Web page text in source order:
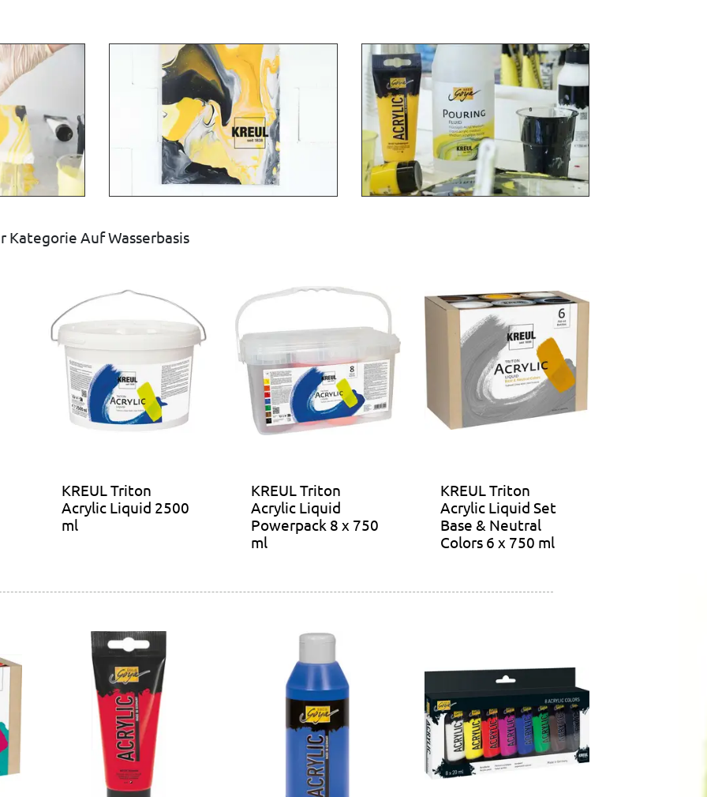
Auf Wasserbasis
KREUL Triton
Acrylic Liquid 2500
ml
KREUL Triton
Acrylic Liquid
Powerpack 8 x 750
ml
KREUL Triton
Acrylic Liquid Set
Base & Neutral
Colors 6 x 750 ml